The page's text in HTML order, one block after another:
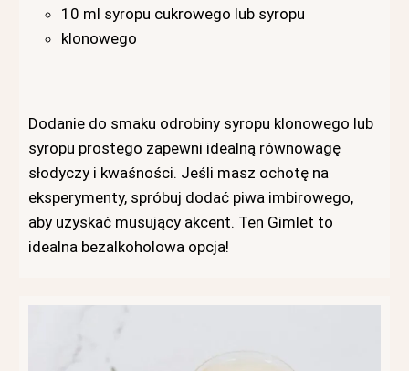
10 ml syropu cukrowego lub syropu
klonowego
Dodanie do smaku odrobiny syropu klonowego lub
syropu prostego zapewni idealną równowagę
słodyczy i kwaśności. Jeśli masz ochotę na
eksperymenty, spróbuj dodać piwa imbirowego,
aby uzyskać musujący akcent. Ten Gimlet to
idealna bezalkoholowa opcja!